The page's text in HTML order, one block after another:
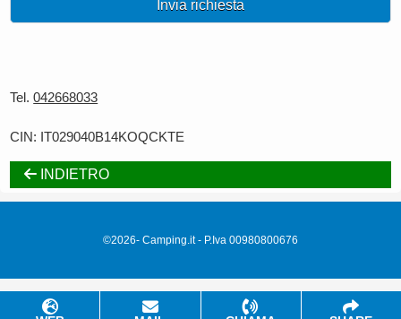
Invia richiesta
Tel.042668033
CIN: IT029040B14KOQCKTE
INDIETRO
©2026- Camping.it - P.Iva 00980800676